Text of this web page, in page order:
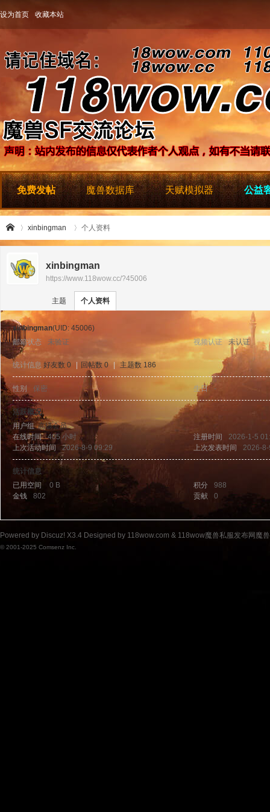
设为首页 收藏本站
免费发帖 魔兽数据库 天赋模拟器 公益
8w
xinbingman
›
个人资料
xinbingman
https://www.118wow.cc/?45006
主题 个人资料
xinbingman(UID: 45006)
邮箱状态
未验证 视频认证 未认证
统计信息 好友数 0 回帖数 0 主题数 186
性别 保密 生日 -
活跃概况
用户组高级会员
在线时间
405 小时 注册时间
2026-1-5
上次活动时间
2026-8-9 09:29 上次发表时间 2026-
统计信息
已用空间
0 B 积分
988
金钱
802 贡献 0
Powered by Discuz! X3.4 Designed by 118wow.com & 118wow魔兽私服发布网魔
© 2001-2025 Comsenz Inc.